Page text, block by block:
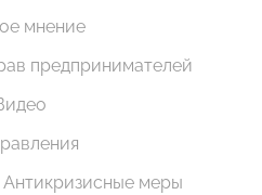
мнение
предпринимателей
меры